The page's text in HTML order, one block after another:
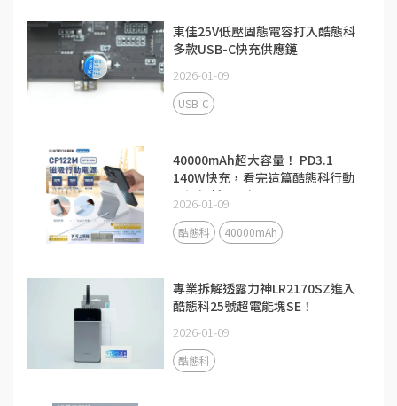
東佳25V低壓固態電容打入酷態科
多款USB-C快充供應鏈
2026-01-09
USB-C
40000mAh超大容量！ PD3.1
140W快充，看完這篇酷態科行動
電源解析更了解
2026-01-09
酷態科 40000mAh
專業拆解透露力神LR2170SZ進入
酷態科25號超電能塊SE！
2026-01-09
酷態科